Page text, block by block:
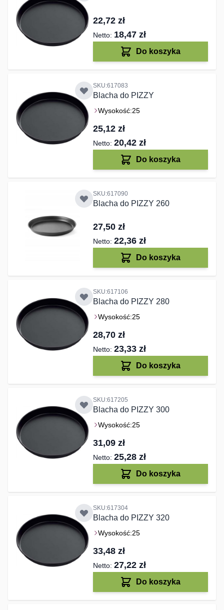
22,72 zł
18,47 zł
Do koszyka
SKU:617083
Blacha do PIZZY
Wysokość:25
25,12 zł
20,42 zł
Do koszyka
SKU:617090
Blacha do PIZZY 260
27,50 zł
22,36 zł
Do koszyka
SKU:617106
Blacha do PIZZY 280
Wysokość:25
28,70 zł
23,33 zł
Do koszyka
SKU:617205
Blacha do PIZZY 300
Wysokość:25
31,09 zł
25,28 zł
Do koszyka
SKU:617304
Blacha do PIZZY 320
Wysokość:25
33,48 zł
27,22 zł
Do koszyka